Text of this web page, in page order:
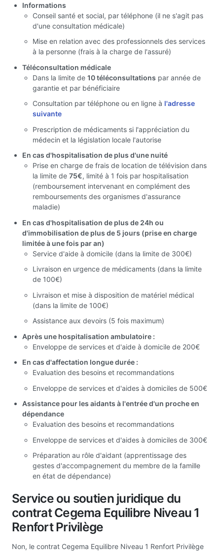
Informations
Conseil santé et social, par téléphone (il ne s'agit pas
d'une consultation médicale)
Mise en relation avec des professionnels des services
à la personne (frais à la charge de l'assuré)
Téléconsultation médicale
Dans la limite de 10 téléconsultations par année de
garantie et par bénéficiaire
Consultation par téléphone ou en ligne à l'adresse
suivante
Prescription de médicaments si l'appréciation du
médecin et la législation locale l'autorise
En cas d'hospitalisation de plus d'une nuité
Prise en charge de frais de location de télévision dans
la limite de 75€, limité à 1 fois par hospitalisation
(remboursement intervenant en complément des
remboursements des organismes d'assurance
maladie)
En cas d'hospitalisation de plus de 24h ou
d'immobilisation de plus de 5 jours (prise en charge
limitée à une fois par an)
Service d'aide à domicile (dans la limite de 300€)
Livraison en urgence de médicaments (dans la limite
de 100€)
Livraison et mise à disposition de matériel médical
(dans la limite de 100€)
Assistance aux devoirs (5 fois maximum)
Après une hospitalisation ambulatoire :
Enveloppe de services et d'aide à domicile de 200€
En cas d'affectation longue durée :
Evaluation des besoins et recommandations
Enveloppe de services et d'aides à domiciles de 500€
Assistance pour les aidants à l'entrée d'un proche en
dépendance
Evaluation des besoins et recommandations
Enveloppe de services et d'aides à domiciles de 300€
Préparation au rôle d'aidant (apprentissage des
gestes d'accompagnement du membre de la famille
en état de dépendance)
Service ou soutien juridique du
contrat Cegema Equilibre Niveau 1
Renfort Privilège
Non, le contrat Cegema Equilibre Niveau 1 Renfort Privilège